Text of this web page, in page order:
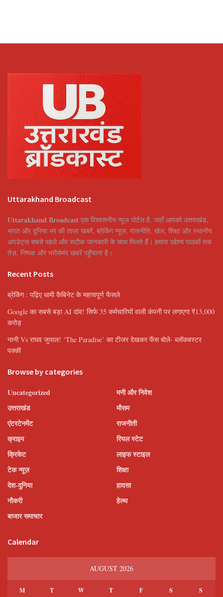
Uttarakhand Broadcast
Uttarakhand Broadcast एक विश्वसनीय न्यूज़ पोर्टल है, जहाँ आपको उत्तराखंड,
भारत और दुनिया भर की ताज़ा खबरें, ब्रेकिंग न्यूज़, राजनीति, खेल, शिक्षा और स्थानीय
अपडेट्स सबसे पहले और सटीक जानकारी के साथ मिलते हैं। हमारा उद्देश्य पाठकों तक
तेज़, निष्पक्ष और भरोसेमंद खबरें पहुँचाना है।
Recent Posts
ब्रेकिंग : पढ़िए धामी कैबिनेट के महत्वपूर्ण फैसले
Google का सबसे बड़ा AI दांव! सिर्फ 35 कर्मचारियों वाली कंपनी पर लगाएगा ₹13,000
करोड़
नानी Vs राघव जुयाल! ‘The Paradise’ का टीजर देखकर फैंस बोले- ब्लॉकबस्टर
पक्की
Browse by categories
Uncategorized
उत्तराखंड
एंटरटेनमेंट
क्राइम
क्रिकेट
टेक न्यूज़
देश-दुनिया
नौकरी
बाजार समाचार
मनी और निवेश
मौसम
राजनीती
रियल स्टेट
लाइफ स्टाइल
शिक्षा
हादसा
हेल्थ
Calendar
AUGUST 2026
M T W T F S S